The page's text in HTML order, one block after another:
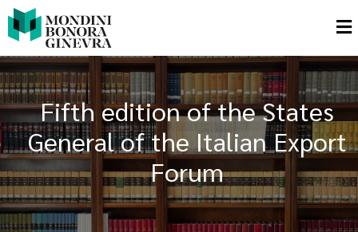
Fifth edition of the States
General of the Italian Export
Forum